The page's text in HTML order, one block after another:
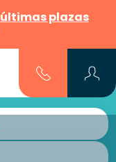
últimas plazas